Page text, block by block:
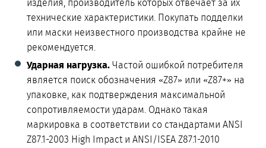
изделия, производитель которых отвечает за их
технические характеристики. Покупать подделки
или маски неизвестного производства крайне не
рекомендуется.
Ударная нагрузка. Частой ошибкой потребителя
является поиск обозначения «Z87» или «Z87+» на
упаковке, как подтверждения максимальной
сопротивляемости ударам. Однако такая
маркировка в соответствии со стандартами ANSI
Z87.1-2003 High Impact и ANSI/ISEA Z87.1-2010